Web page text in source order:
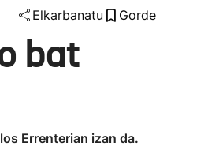
Elkarbanatu Gorde
bat
Errenterian izan da.